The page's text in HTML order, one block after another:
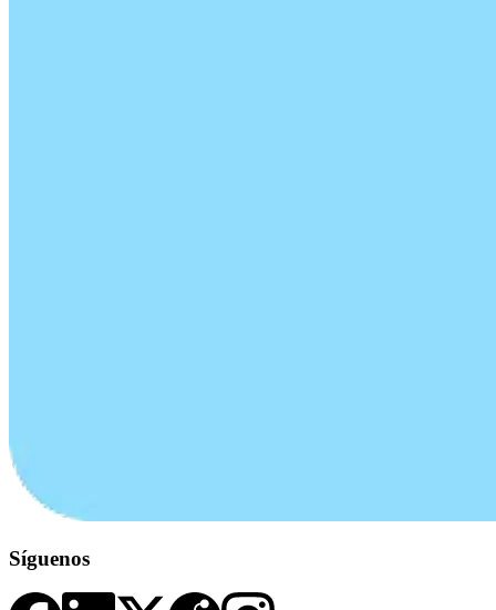
Síguenos